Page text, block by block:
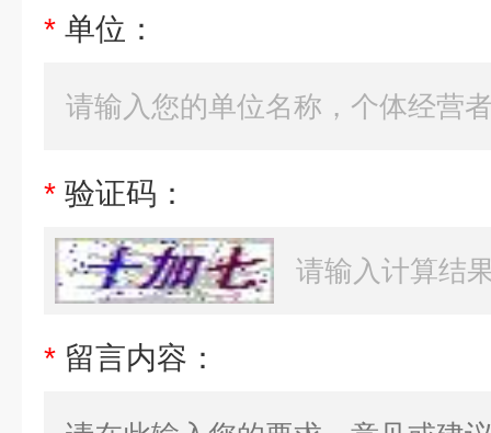
* 单位：
* 验证码：
* 留言内容：